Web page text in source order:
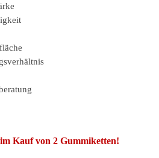
Kauf von 2 Gummiketten!